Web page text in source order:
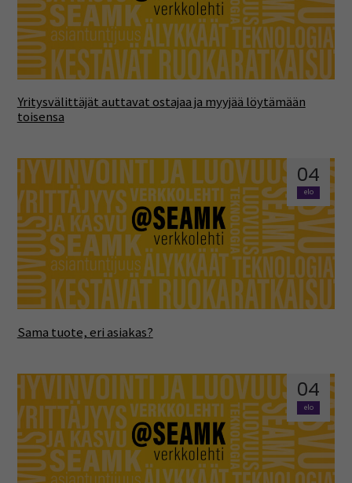
Yritysvälittäjät auttavat ostajaa ja myyjää löytämään
toisensa
04
elo
Sama tuote, eri asiakas?
04
elo